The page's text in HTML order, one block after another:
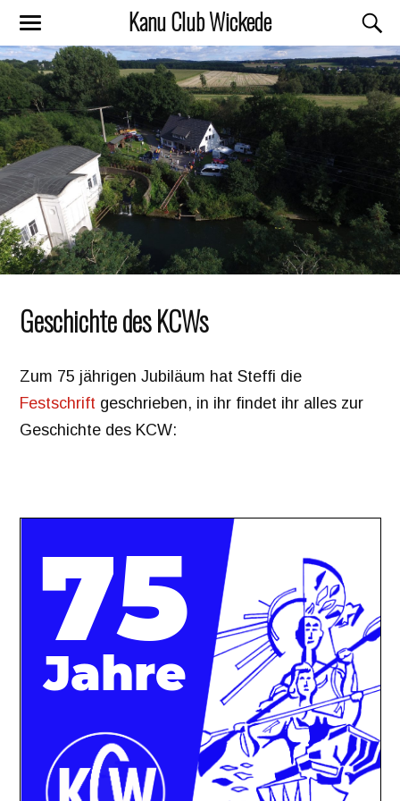
Kanu Club Wickede
Geschichte des KCWs
Zum 75 jährigen Jubiläum hat Steffi die
Festschrift geschrieben, in ihr findet ihr alles zur
Geschichte des KCW: